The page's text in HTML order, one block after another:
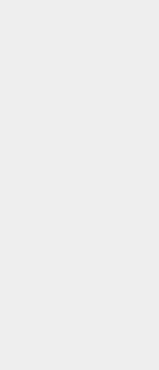
攤販勞工司